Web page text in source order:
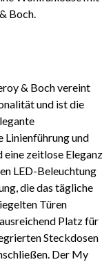
Boch.
& Boch vereint
und ist die
Linienführung und
zeitlose Eleganz
LED-Beleuchtung
die das tägliche
Türen
Platz für
Steckdosen
Der My